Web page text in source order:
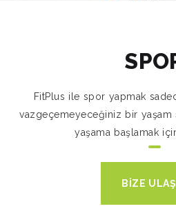
FitPlus ile spor yapmak
vazgeçemeyeceğiniz bir
yaşama başlamak
BİZE